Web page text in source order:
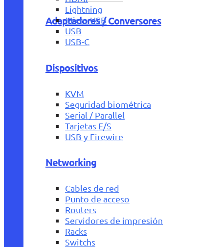
Adaptadores / Conversores
Lightning
Micro USB
USB
USB-C
Dispositivos
KVM
Seguridad biométrica
Serial / Parallel
Tarjetas E/S
USB y Firewire
Networking
Cables de red
Punto de acceso
Routers
Servidores de impresión
Racks
Switchs